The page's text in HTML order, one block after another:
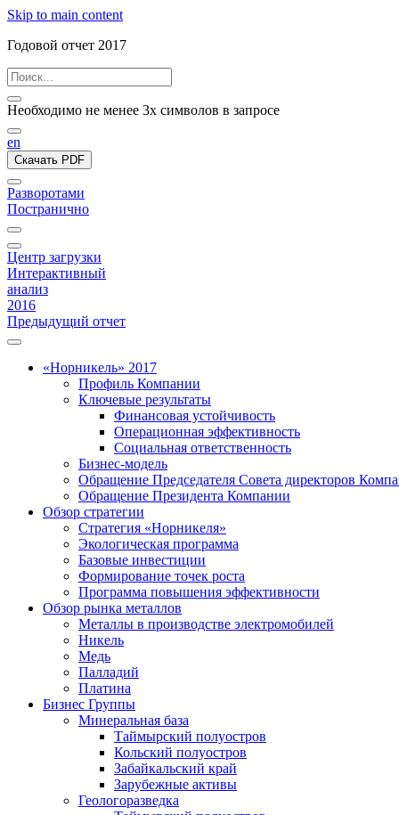
Skip to main content
Годовой отчет 2017
Необходимо не менее 3х символов в запросе
en
Скачать PDF
Разворотами
Постранично
Центр загрузки
Интерактивный
анализ
2016
Предыдущий отчет
«Норникель» 2017
Профиль Компании
Ключевые результаты
Финансовая устойчивость
Операционная эффективность
Социальная ответственность
Бизнес-модель
Обращение Председателя Совета директоров
Обращение Президента Компании
Обзор стратегии
Стратегия «Норникеля»
Экологическая программа
Базовые инвестиции
Формирование точек роста
Программа повышения эффективности
Обзор рынка металлов
Металлы в производстве электромобилей
Никель
Медь
Палладий
Платина
Бизнес Группы
Минеральная база
Таймырский полуостров
Кольский полуостров
Забайкальский край
Зарубежные активы
Геологоразведка